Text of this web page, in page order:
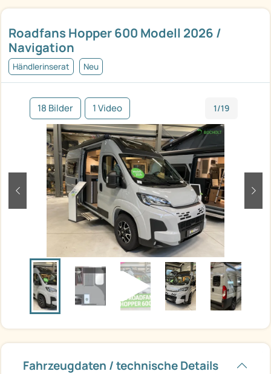
Roadfans Hopper 600 Modell 2026 /
Navigation
Händlerinserat Neu
18 Bilder 1 Video 1/19
zurück
Fahrzeugdaten / technische Details